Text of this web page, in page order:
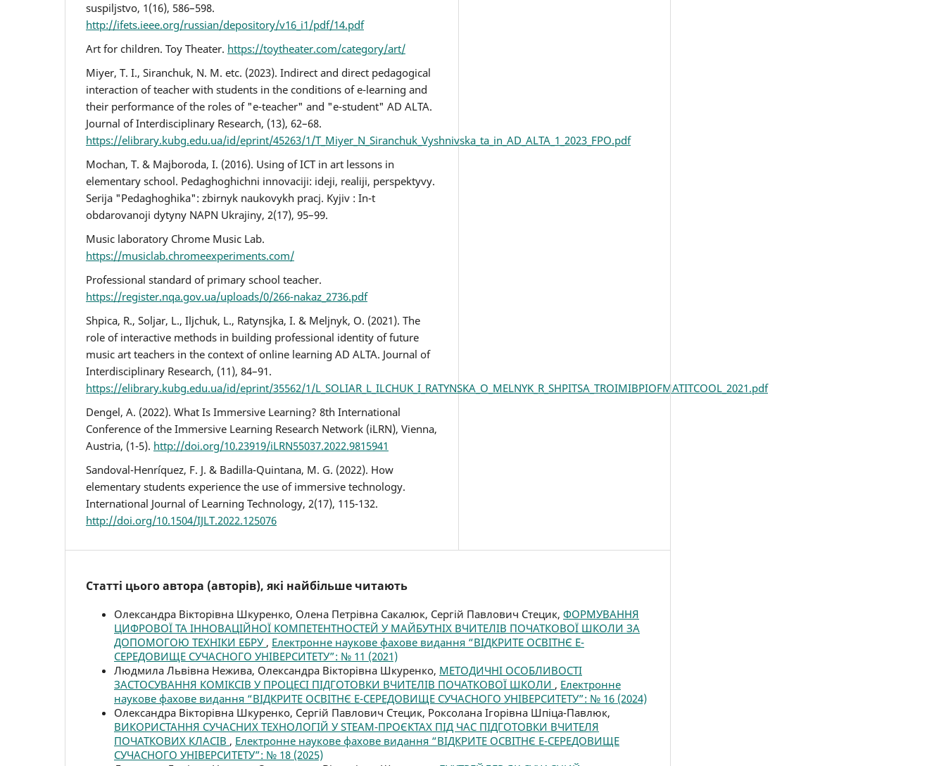
suspiljstvo, 1(16), 586–598.
http://ifets.ieee.org/russian/depository/v16_i1/pdf/14.pdf
Art for children. Toy Theater. https://toytheater.com/category/art/
Miyer, T. I., Siranchuk, N. M. etc. (2023). Indirect and direct pedagogical
interaction of teacher with students in the conditions of e-learning and
their performance of the roles of "e-teacher" and "e-student" AD ALTA.
Journal of Interdisciplinary Research, (13), 62–68.
https://elibrary.kubg.edu.ua/id/eprint/45263/1/T_Miyer_N_Siranchuk_Vyshnivska_ta_in_AD_ALTA_1_2023_FPO.pdf
Mochan, T. & Majboroda, I. (2016). Using of ICT in art lessons in
elementary school. Pedaghoghichni innovaciji: ideji, realiji, perspektyvy.
Serija "Pedaghoghika": zbirnyk naukovykh pracj. Kyjiv : In-t
obdarovanoji dytyny NAPN Ukrajiny, 2(17), 95–99.
Music laboratory Chrome Music Lab.
https://musiclab.chromeexperiments.com/
Professional standard of primary school teacher.
https://register.nqa.gov.ua/uploads/0/266-nakaz_2736.pdf
Shpica, R., Soljar, L., Iljchuk, L., Ratynsjka, I. & Meljnyk, O. (2021). The
role of interactive methods in building professional identity of future
music art teachers in the context of online learning AD ALTA. Journal of
Interdisciplinary Research, (11), 84–91.
https://elibrary.kubg.edu.ua/id/eprint/35562/1/L_SOLIAR_L_ILCHUK_I_RATYNSKA_O_MELNYK_R_SHPITSA_TROIMIBPIOFMATITCOOL_2021.pdf
Dengel, A. (2022). What Is Immersive Learning? 8th International
Conference of the Immersive Learning Research Network (iLRN), Vienna,
Austria, (1-5). http://doi.org/10.23919/iLRN55037.2022.9815941
Sandoval-Henríquez, F. J. & Badilla-Quintana, M. G. (2022). How
elementary students experience the use of immersive technology.
International Journal of Learning Technology, 2(17), 115-132.
http://doi.org/10.1504/IJLT.2022.125076
Статті цього автора (авторів), які найбільше читають
Олександра Вікторівна Шкуренко, Олена Петрівна Сакалюк, Сергій Павлович Стецик, ФОРМУВАННЯ
ЦИФРОВОЇ ТА ІННОВАЦІЙНОЇ КОМПЕТЕНТНОСТЕЙ У МАЙБУТНІХ ВЧИТЕЛІВ ПОЧАТКОВОЇ ШКОЛИ ЗА
ДОПОМОГОЮ ТЕХНІКИ ЕБРУ , Електронне наукове фахове видання “ВІДКРИТЕ ОСВІТНЄ Е-
СЕРЕДОВИЩЕ СУЧАСНОГО УНІВЕРСИТЕТУ”: № 11 (2021)
Людмила Львівна Нежива, Олександра Вікторівна Шкуренко, МЕТОДИЧНІ ОСОБЛИВОСТІ
ЗАСТОСУВАННЯ КОМІКСІВ У ПРОЦЕСІ ПІДГОТОВКИ ВЧИТЕЛІВ ПОЧАТКОВОЇ ШКОЛИ , Електронне
наукове фахове видання “ВІДКРИТЕ ОСВІТНЄ Е-СЕРЕДОВИЩЕ СУЧАСНОГО УНІВЕРСИТЕТУ”: № 16 (2024)
Олександра Вікторівна Шкуренко, Сергій Павлович Стецик, Роксолана Ігорівна Шпіца-Павлюк,
ВИКОРИСТАННЯ СУЧАСНИХ ТЕХНОЛОГІЙ У STEAM-ПРОЄКТАХ ПІД ЧАС ПІДГОТОВКИ ВЧИТЕЛЯ
ПОЧАТКОВИХ КЛАСІВ , Електронне наукове фахове видання “ВІДКРИТЕ ОСВІТНЄ Е-СЕРЕДОВИЩЕ
СУЧАСНОГО УНІВЕРСИТЕТУ”: № 18 (2025)